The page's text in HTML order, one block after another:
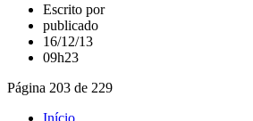
Escrito por
publicado
16/12/13
09h23
Página 203 de 229
Início